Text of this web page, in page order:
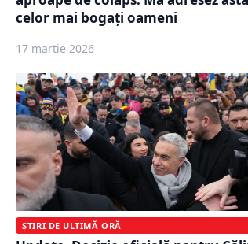
celor mai bogați oameni
17 martie 2026
ȘTIRI DE ULTIMĂ ORĂ